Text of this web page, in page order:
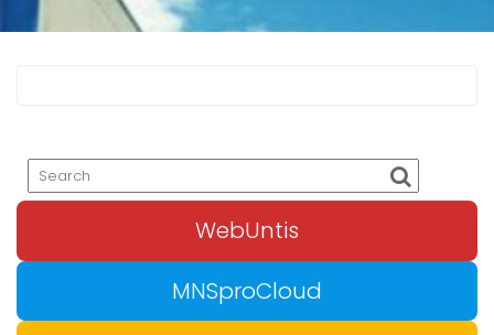
WebUntis
MNSproCloud